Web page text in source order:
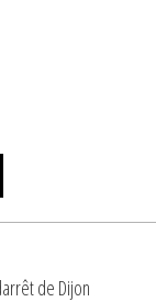
de Dijon